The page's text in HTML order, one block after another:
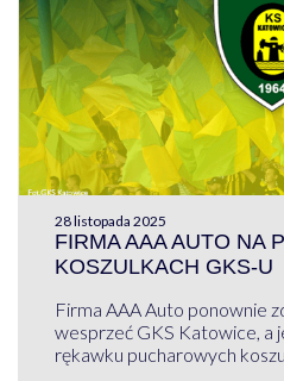
28 listopada 2025
FIRMA AAA AUTO NA
KOSZULKACH GKS-U
Firma AAA Auto ponownie
wesprzeć GKS Katowice, a
rękawku pucharowych